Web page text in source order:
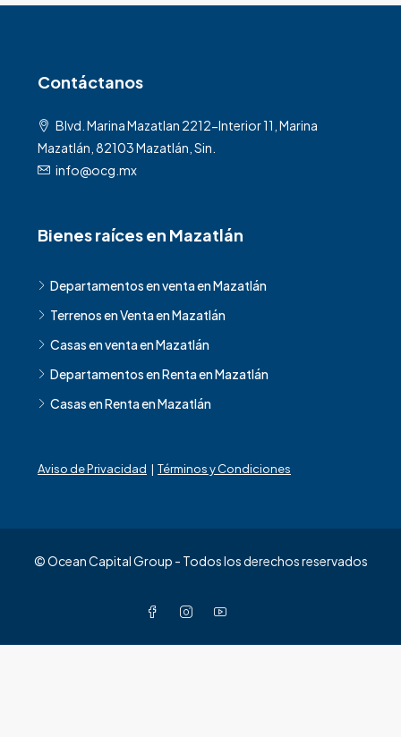
Contáctanos
Blvd. Marina Mazatlan 2212-Interior 11, Marina
Mazatlán, 82103 Mazatlán, Sin.
info@ocg.mx
Bienes raíces en Mazatlán
Departamentos en venta en Mazatlán
Terrenos en Venta en Mazatlán
Casas en venta en Mazatlán
Departamentos en Renta en Mazatlán
Casas en Renta en Mazatlán
Aviso de Privacidad | Términos y Condiciones
© Ocean Capital Group - Todos los derechos reservados